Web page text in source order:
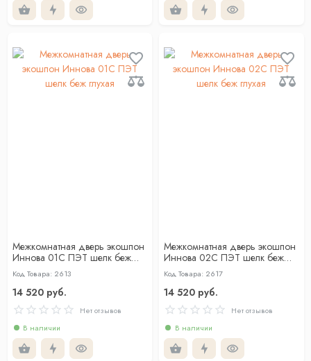
Межкомнатная дверь экошпон
Иннова 01С ПЭТ шелк беж
глухая
Код Товара: 2613
14 520 руб.
Нет отзывов
В наличии
Межкомнатная дверь экошпон
Иннова 02С ПЭТ шелк беж
глухая
Код Товара: 2617
14 520 руб.
Нет отзывов
В наличии